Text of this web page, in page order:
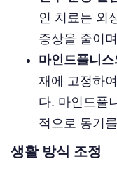
인 치료는 외
증상을 줄이
마인드풀니
재에 고정하
다. 마인드풀
적으로 동기
생활 방식 조정